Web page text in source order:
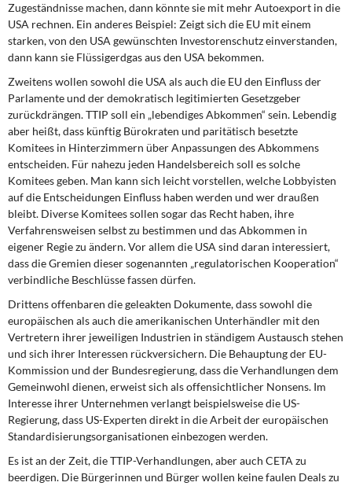
Zugeständnisse machen, dann könnte sie mit mehr Autoexport in die
USA rechnen. Ein anderes Beispiel: Zeigt sich die EU mit einem
starken, von den USA gewünschten Investorenschutz einverstanden,
dann kann sie Flüssigerdgas aus den USA bekommen.
Zweitens wollen sowohl die USA als auch die EU den Einfluss der
Parlamente und der demokratisch legitimierten Gesetzgeber
zurückdrängen. TTIP soll ein „lebendiges Abkommen“ sein. Lebendig
aber heißt, dass künftig Bürokraten und paritätisch besetzte
Komitees in Hinterzimmern über Anpassungen des Abkommens
entscheiden. Für nahezu jeden Handelsbereich soll es solche
Komitees geben. Man kann sich leicht vorstellen, welche Lobbyisten
auf die Entscheidungen Einfluss haben werden und wer draußen
bleibt. Diverse Komitees sollen sogar das Recht haben, ihre
Verfahrensweisen selbst zu bestimmen und das Abkommen in
eigener Regie zu ändern. Vor allem die USA sind daran interessiert,
dass die Gremien dieser sogenannten „regulatorischen Kooperation“
verbindliche Beschlüsse fassen dürfen.
Drittens offenbaren die geleakten Dokumente, dass sowohl die
europäischen als auch die amerikanischen Unterhändler mit den
Vertretern ihrer jeweiligen Industrien in ständigem Austausch stehen
und sich ihrer Interessen rückversichern. Die Behauptung der EU-
Kommission und der Bundesregierung, dass die Verhandlungen dem
Gemeinwohl dienen, erweist sich als offensichtlicher Nonsens. Im
Interesse ihrer Unternehmen verlangt beispielsweise die US-
Regierung, dass US-Experten direkt in die Arbeit der europäischen
Standardisierungsorganisationen einbezogen werden.
Es ist an der Zeit, die TTIP-Verhandlungen, aber auch CETA zu
beerdigen. Die Bürgerinnen und Bürger wollen keine faulen Deals zu